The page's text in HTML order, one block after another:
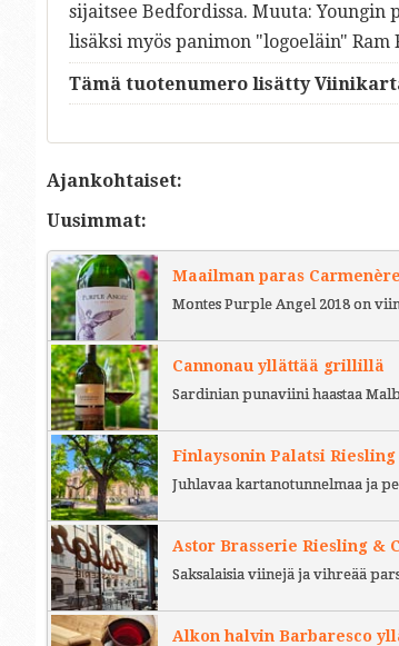
sijaitsee Bedfordissa. Muuta:
lisäksi myös panimon "logoeläin" Ram
Tämä tuotenumero lisätty
Ajankohtaiset:
Uusimmat:
Maailman paras
Montes Purple Angel 2018 on
Cannonau yllättää grillillä
Sardinian punaviini haastaa
Finlaysonin Palatsi
Juhlavaa kartanotunnelmaa ja
Astor Brasserie Riesling &
Saksalaisia viinejä ja vihreää
Alkon halvin Barbaresco